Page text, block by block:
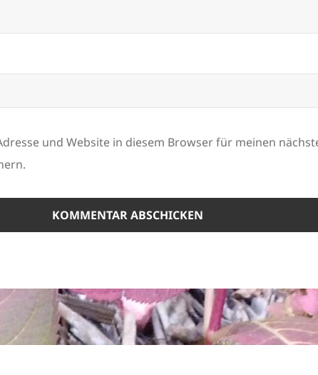
und Website in diesem Browser für meinen